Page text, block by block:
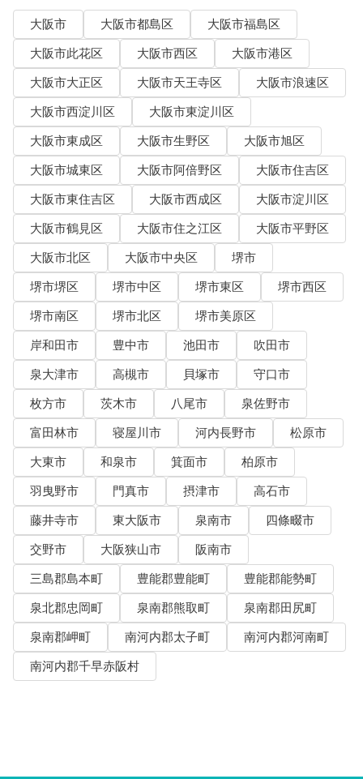
大阪市 大阪市都島区
大阪市福島区
大阪市此花区
大阪市西区
大阪市港区
大阪市大正区
大阪市天王寺区
大阪市浪速区
大阪市西淀川区
大阪市東淀川区
大阪市東成区
大阪市生野区
大阪市旭区
大阪市城東区
大阪市阿倍野区
大阪市住吉区
大阪市東住吉区
大阪市西成区
大阪市淀川区
大阪市鶴見区
大阪市住之江区
大阪市平野区
大阪市北区
大阪市中央区
堺市
堺市堺区
堺市中区 堺市東区
堺市西区
堺市南区
堺市北区
堺市美原区
岸和田市
豊中市 池田市
吹田市
泉大津市
高槻市 貝塚市
守口市
枚方市
茨木市 八尾市
泉佐野市
富田林市
寝屋川市 河内長野市
松原市
大東市
和泉市 箕面市
柏原市
羽曳野市
門真市 摂津市
高石市
藤井寺市
東大阪市 泉南市
四條畷市
交野市
大阪狭山市
阪南市
三島郡島本町
豊能郡豊能町
豊能郡能勢町
泉北郡忠岡町
泉南郡熊取町
泉南郡田尻町
泉南郡岬町
南河内郡太子町
南河内郡河南町
南河内郡千早赤阪村